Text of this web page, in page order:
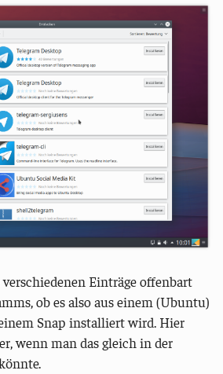
Einträge offenbart
ob es also aus einem (Ubuntu)
Snap installiert wird. Hier
wenn man das gleich in der